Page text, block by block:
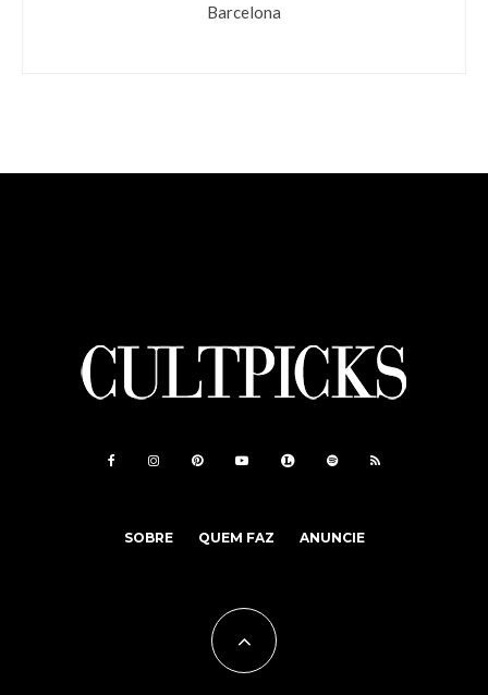
Barcelona
SOBRE QUEM FAZ ANUNCIE